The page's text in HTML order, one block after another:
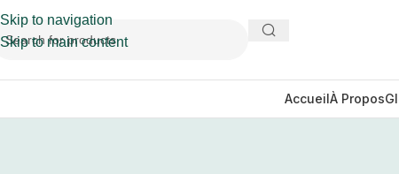
Skip to navigation
Skip to main content
AccueilÀ Propos